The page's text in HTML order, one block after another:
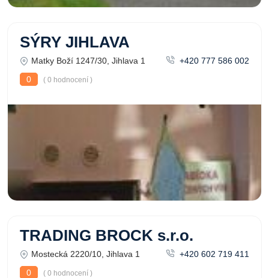
SÝRY JIHLAVA
Matky Boží 1247/30, Jihlava 1
+420 777 586 002
0
( 0 hodnocení )
TRADING BROCK s.r.o.
Mostecká 2220/10, Jihlava 1
+420 602 719 411
0
( 0 hodnocení )